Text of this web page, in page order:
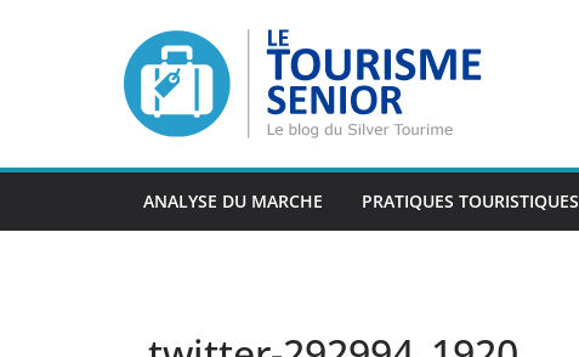
ANALYSE DU MARCHE PRATIQUES TOURISTIQUES